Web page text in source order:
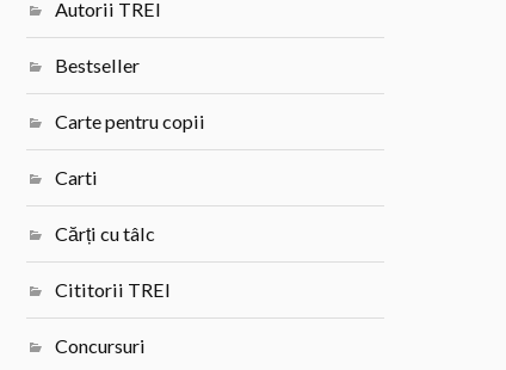
Autorii TREI
Bestseller
Carte pentru copii
Carti
Cărți cu tâlc
Cititorii TREI
Concursuri